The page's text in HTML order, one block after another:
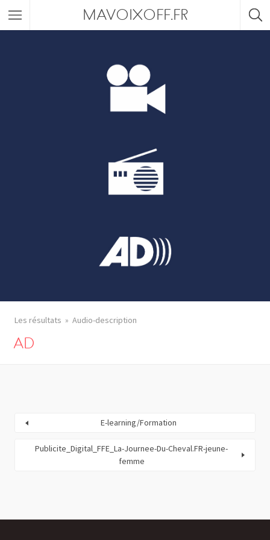
MAVOIXOFF.FR
Les résultats Audio-description
AD
E-learning/Formation
Publicite_Digital_FFE_La-Journee-Du-Cheval.FR-jeune-
femme